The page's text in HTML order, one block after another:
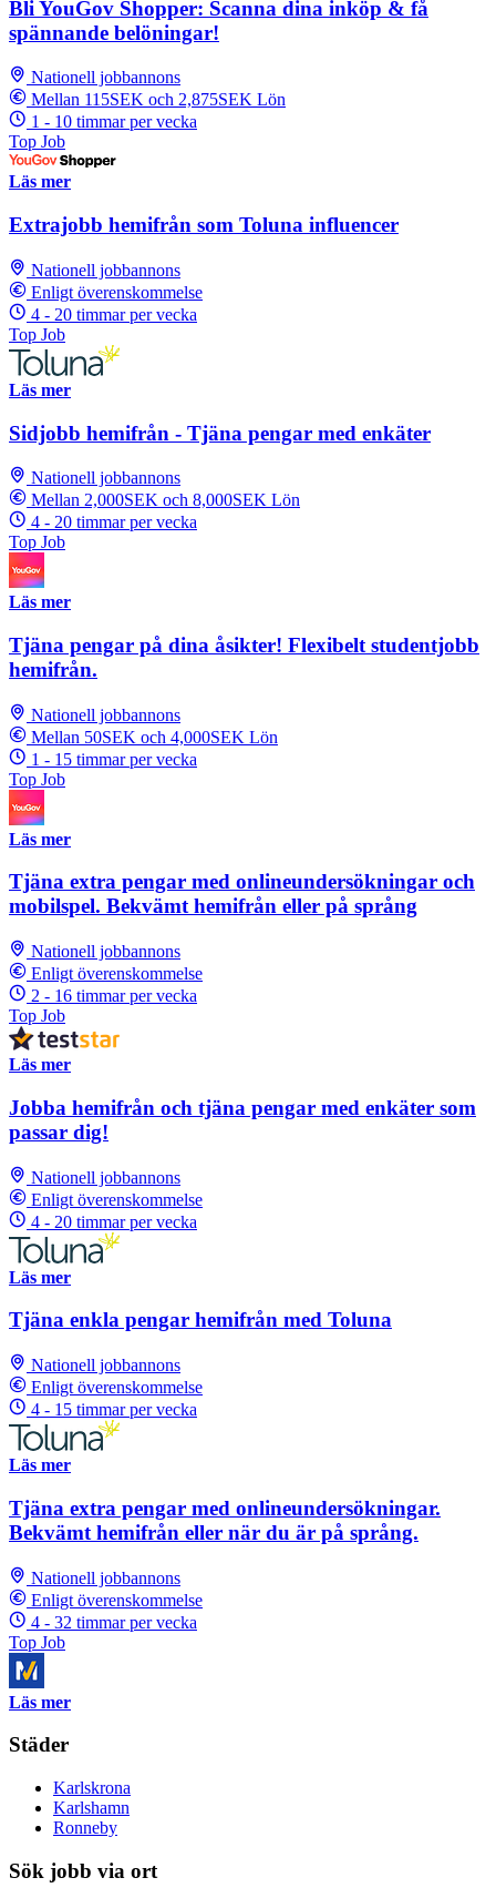
Bli YouGov Shopper: Scanna dina inköp & få
spännande belöningar!
Nationell jobbannons
Mellan 115SEK och 2,875SEK Lön
1 - 10 timmar per vecka
Top Job
Läs mer
Extrajobb hemifrån som Toluna influencer
Nationell jobbannons
Enligt överenskommelse
4 - 20 timmar per vecka
Top Job
Läs mer
Sidjobb hemifrån - Tjäna pengar med enkäter
Nationell jobbannons
Mellan 2,000SEK och 8,000SEK Lön
4 - 20 timmar per vecka
Top Job
Läs mer
Tjäna pengar på dina åsikter! Flexibelt studentjobb
hemifrån.
Nationell jobbannons
Mellan 50SEK och 4,000SEK Lön
1 - 15 timmar per vecka
Top Job
Läs mer
Tjäna extra pengar med onlineundersökningar och
mobilspel. Bekvämt hemifrån eller på språng
Nationell jobbannons
Enligt överenskommelse
2 - 16 timmar per vecka
Top Job
Läs mer
Jobba hemifrån och tjäna pengar med enkäter som
passar dig!
Nationell jobbannons
Enligt överenskommelse
4 - 20 timmar per vecka
Läs mer
Tjäna enkla pengar hemifrån med Toluna
Nationell jobbannons
Enligt överenskommelse
4 - 15 timmar per vecka
Läs mer
Tjäna extra pengar med onlineundersökningar.
Bekvämt hemifrån eller när du är på språng.
Nationell jobbannons
Enligt överenskommelse
4 - 32 timmar per vecka
Top Job
Läs mer
Städer
Karlskrona
Karlshamn
Ronneby
Sök jobb via ort